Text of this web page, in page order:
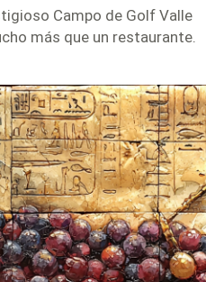
Campo de Golf Valle
más que un restaurante.